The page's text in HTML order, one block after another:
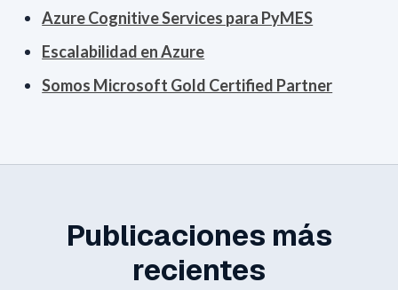
Azure Cognitive Services para PyMES
Escalabilidad en Azure
Somos Microsoft Gold Certified Partner
Publicaciones más
recientes